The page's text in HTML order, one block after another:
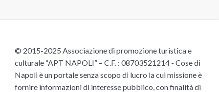
© 2015-2025 Associazione di promozione turistica e
culturale “APT NAPOLI” – C.F. : 08703521214 - Cose di
Napoli è un portale senza scopo di lucro la cui missione è
fornire informazioni di interesse pubblico, con finalità di